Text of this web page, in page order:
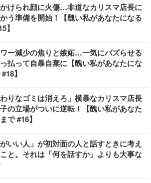
けられ顔に火傷…非道なカリスマ店長に
う準備を開始！【醜い私があなたになる
】
ー減少の焦りと嫉妬…一気にバズらせる
払って自暴自棄に【醜い私があなたにな
】
わりなゴミは消えろ」横暴なカリスマ店長
の立場がついに逆転！【醜い私があなた
で #16】
がいい人」が初対面の人と話すときに考え
と。それは「何を話すか」よりも大事な